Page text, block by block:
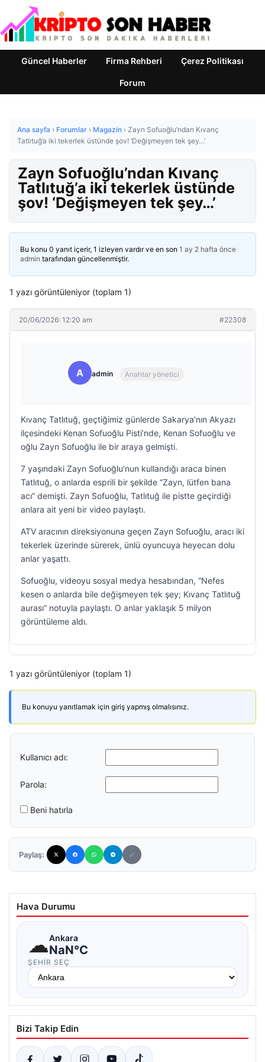
Güncel Haberler Firma Rehberi Çerez Politikası
Forum
Ana sayfa › Forumlar › Magazin › Zayn Sofuoğlu’ndan Kıvanç
Tatlıtuğ’a iki tekerlek üstünde şov! ‘Değişmeyen tek şey…’
Zayn Sofuoğlu’ndan Kıvanç
Tatlıtuğ’a iki tekerlek üstünde
şov! ‘Değişmeyen tek şey…’
Bu konu 0 yanıt içerir, 1 izleyen vardır ve en son 1 ay 2 hafta önce
admin tarafından güncellenmiştir.
1 yazı görüntüleniyor (toplam 1)
20/06/2026: 12:20 am #22308
A admin Anahtar yönetici
Kıvanç Tatlıtuğ, geçtiğimiz günlerde Sakarya’nın Akyazı
ilçesindeki Kenan Sofuoğlu Pisti’nde, Kenan Sofuoğlu ve
oğlu Zayn Sofuoğlu ile bir araya gelmişti.
7 yaşındaki Zayn Sofuoğlu’nun kullandığı araca binen
Tatlıtuğ, o anlarda esprili bir şekilde “Zayn, lütfen bana
acı” demişti. Zayn Sofuoğlu, Tatlıtuğ ile pistte geçirdiği
anlara ait yeni bir video paylaştı.
ATV aracının direksiyonuna geçen Zayn Sofuoğlu, aracı iki
tekerlek üzerinde sürerek, ünlü oyuncuya heyecan dolu
anlar yaşattı.
Sofuoğlu, videoyu sosyal medya hesabından, “Nefes
kesen o anlarda bile değişmeyen tek şey; Kıvanç Tatlıtuğ
aurası” notuyla paylaştı. O anlar yaklaşık 5 milyon
görüntüleme aldı.
1 yazı görüntüleniyor (toplam 1)
Bu konuyu yanıtlamak için giriş yapmış olmalısınız.
Kullanıcı adı:
Parola:
Beni hatırla
Paylaş:
Hava Durumu
☁Ankara
NaN°C
ŞEHIR SEÇ
Bizi Takip Edin